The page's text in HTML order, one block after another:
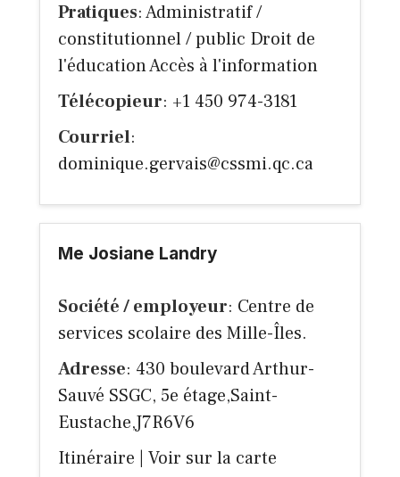
Pratiques: Administratif /
constitutionnel / public Droit de
l'éducation Accès à l'information
Télécopieur: +1 450 974-3181
Courriel:
dominique.gervais@cssmi.qc.ca
Me Josiane Landry
Société / employeur: Centre de
services scolaire des Mille-Îles.
Adresse: 430 boulevard Arthur-
Sauvé SSGC, 5e étage,Saint-
Eustache,J7R6V6
Itinéraire
Voir sur la carte